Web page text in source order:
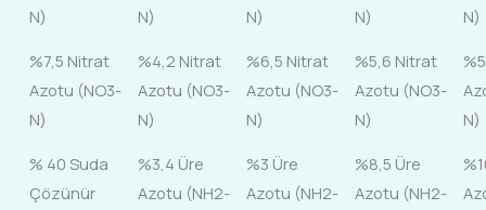
N)
N)
N)
N)
N)
%7,5 Nitrat
Azotu (NO3-
N)
%4,2 Nitrat
Azotu (NO3-
N)
%6,5 Nitrat
Azotu (NO3-
N)
%5,6 Nitrat
Azotu (NO3-
N)
N)
% 40 Suda
Çözünür
%3,4 Üre
Azotu (NH2-
%3 Üre
Azotu (NH2-
%8,5 Üre
Azotu (NH2-